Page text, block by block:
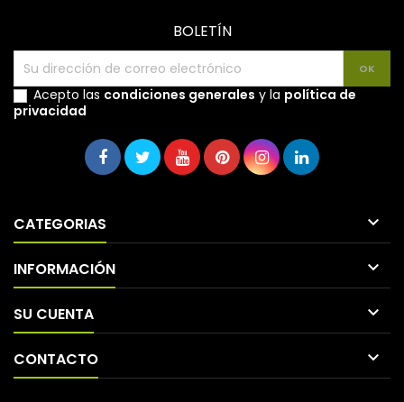
BOLETÍN
Acepto las condiciones generales y la política de
privacidad
CATEGORIAS 
INFORMACIÓN 
SU CUENTA 
CONTACTO 